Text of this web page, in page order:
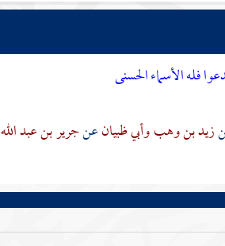
فله الأسماء الحسنى
زيد بن وهبوأبي ظبيانعنجرير بن عبد الله